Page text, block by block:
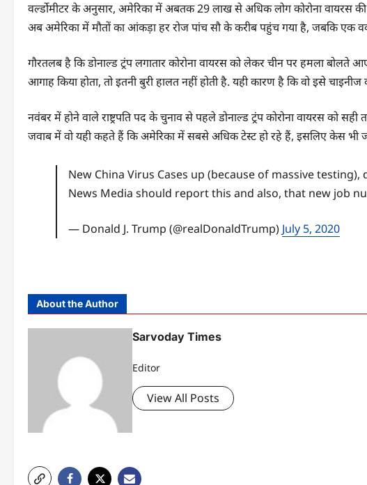
वर्ल्डोमीटर के अनुसार, अमेरिका में अबतक 29 लाख से अधिक लोग कोरोना
अब अमेरिका में मौतों का आंकड़ा हर रोज पांच सौ के करीब पहुंच गया है, जबकि एक
गौरतलब है कि डोनाल्ड ट्रंप लगातार कोरोना वायरस को लेकर चीन पर हमला बोलते
आगाह किया होता, तो इतनी बुरी हालत नहीं होती है. यही कारण है कि वो इसे
नवंबर में होने वाले राष्ट्रपति पद के चुनाव से पहले डोनाल्ड ट्रंप कोरोना वायरस को
जवाब में वो यही कहते हैं कि अमेरिका में सबसे अधिक टेस्ट हो रहे हैं, इसलिए केस भी
New China Virus Cases up (because of massive
News Media should report this and also, that new job
— Donald J. Trump (@realDonaldTrump) July 5, 2020
About the Author
Sarvoday Times
Editor
View All Posts